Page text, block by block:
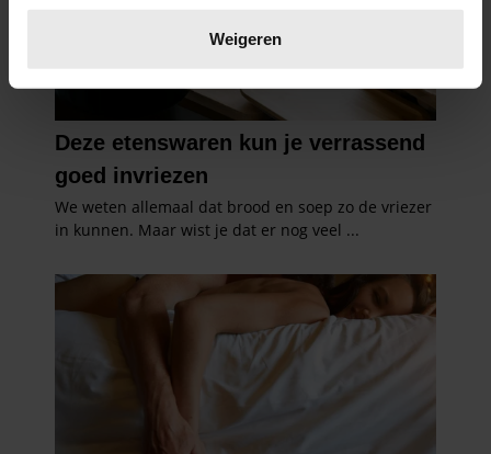
verwerkt en stel uw voorkeuren in het
intrekken in de Cookieverklaring.
We gebruiken cookies om content en advertenties te
personaliseren, om functies voor social media te bieden
en om ons websiteverkeer te analyseren. Ook delen we
informatie over uw gebruik van onze site met onze
partners voor social media, adverteren en analyse. Deze
partners kunnen deze gegevens combineren met andere
informatie die u aan ze heeft verstrekt of die ze hebben
verzameld op basis van uw gebruik van hun services. U
gaat akkoord met onze cookies als u onze website blijft
Weigeren